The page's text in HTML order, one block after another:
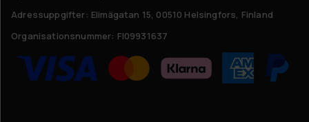
Adressuppgifter: Elimägatan 15, 00510 Helsingfors, Finland
Organisationsnummer: FI09931637